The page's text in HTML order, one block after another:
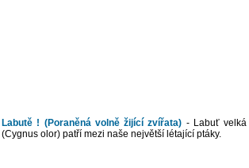
Labutě ! (Poraněná volně žijící zvířata) - Labuť velká
(Cygnus olor) patří mezi naše největší létající ptáky.